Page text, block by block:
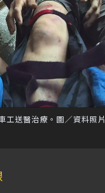
工送醫治療。圖／資料照片